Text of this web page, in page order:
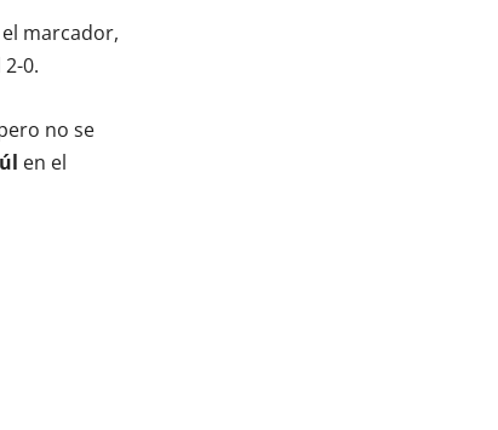
marcador,
0.
no se
en el